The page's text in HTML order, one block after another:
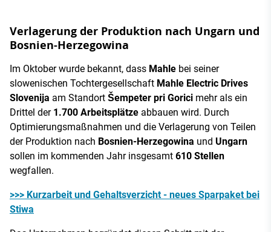
Verlagerung der Produktion nach Ungarn und
Bosnien-Herzegowina
Im Oktober wurde bekannt, dass Mahle bei seiner
slowenischen Tochtergesellschaft Mahle Electric Drives
Slovenija am Standort Šempeter pri Gorici mehr als ein
Drittel der 1.700 Arbeitsplätze abbauen wird. Durch
Optimierungsmaßnahmen und die Verlagerung von Teilen
der Produktion nach Bosnien-Herzegowina und Ungarn
sollen im kommenden Jahr insgesamt 610 Stellen
wegfallen.
>>> Kurzarbeit und Gehaltsverzicht - neues Sparpaket bei
Stiwa